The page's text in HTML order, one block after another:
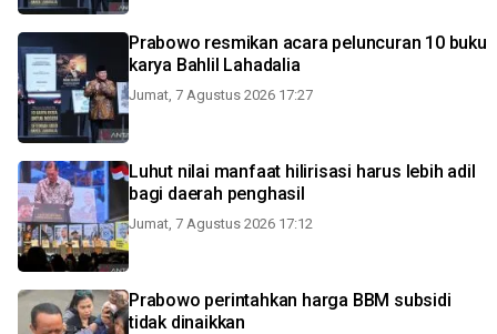
Prabowo resmikan acara peluncuran 10 buku
karya Bahlil Lahadalia
Jumat, 7 Agustus 2026 17:27
Luhut nilai manfaat hilirisasi harus lebih adil
bagi daerah penghasil
Jumat, 7 Agustus 2026 17:12
Prabowo perintahkan harga BBM subsidi
tidak dinaikkan